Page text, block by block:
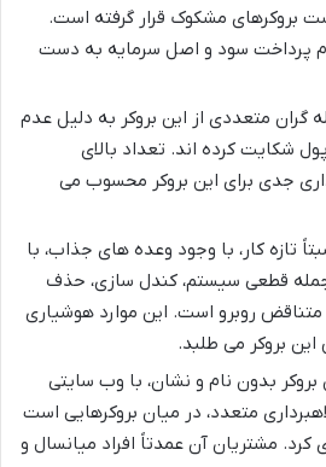
بروکرهای مشکوک قرار گرفته است.
پرداخت سود و اصل سرمایه به دست
گران متعددی از این بروکر به دلیل عدم
شکایت کرده اند. تعداد بالای
جدی برای این بروکر محسوب می
تازه کار، با وجود وعده های جذاب، با
قطعی سیستم، کندل سازی، حذف
روبرو است. این موارد هوشیاری
بروکر می طلبد.
بروکر بدون نام و نشان، با وب سایتی
متعدد، در میان بروکرهایی است
کرد. مشتریان آن عمدتاً افراد میانسال و